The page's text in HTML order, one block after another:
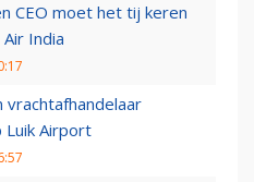
CEO moet het tij keren
India
vrachtafhandelaar
Luik Airport